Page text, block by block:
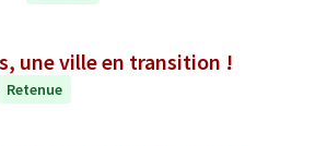
une ville en transition !
Retenue